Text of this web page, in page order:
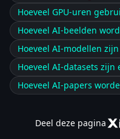
Hoeveel GPU-uren
Hoeveel AI-beelden
Hoeveel AI-modellen
Hoeveel AI-datasets zijn
Hoeveel AI-papers
Deel deze pagina